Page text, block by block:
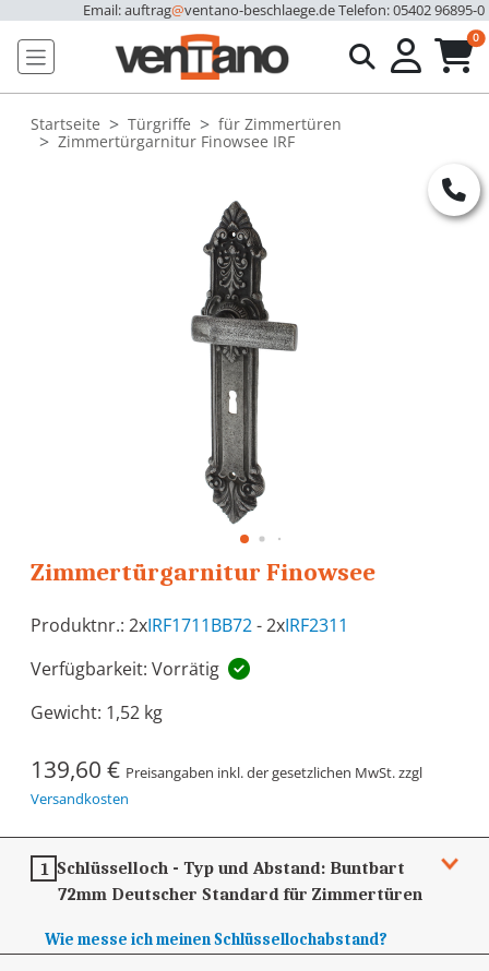
Email: auftrag@ventano-beschlaege.deTelefon: 05402 96895-0
0
Startseite Türgriffe
für Zimmertüren
Zimmertürgarnitur Finowsee IRF
Zimmertürgarnitur Finowsee
Produktnr.: 2xIRF1711BB72- 2xIRF2311
Verfügbarkeit: Vorrätig
Gewicht: 1,52 kg
139,60 € Preisangaben inkl. der gesetzlichen MwSt. zzgl
Versandkosten
1 Schlüsselloch - Typ und Abstand: Buntbart
72mm Deutscher Standard für Zimmertüren
Wie messe ich meinen Schlüssellochabstand?